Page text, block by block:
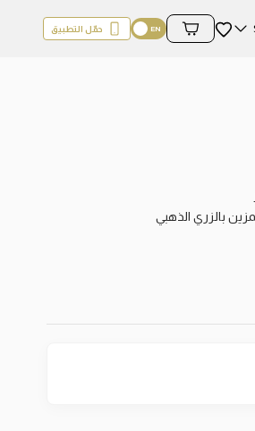
المفضلة
محتويات السلة
حمّل التطبيق
بالزري الذهبي